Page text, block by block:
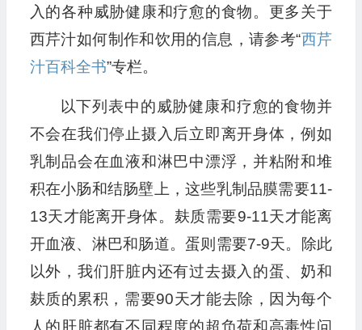
入的各种威胁健康和疗愈的食物。更多关于
西芹汁如何制作和饮用的信息，请参考“西芹
汁百科全书”专栏。
以下列表中的威胁健康和疗愈的食物并
不会在我们停止摄入后立即离开身体，例如
乳制品会在血液和淋巴中漂浮，并粘附和堆
积在小肠和结肠壁上，这些乳制品膜需要11-
13天才能离开身体。麸质需要9-11天才能离
开血液、淋巴和肠道。蛋则需要7-9天。除此
以外，我们肝脏内还有过去摄入的蛋、奶和
麸质的累积，需要90天才能去除，因为每个
人的肝脏都有不同程度的超负荷和高毒性问